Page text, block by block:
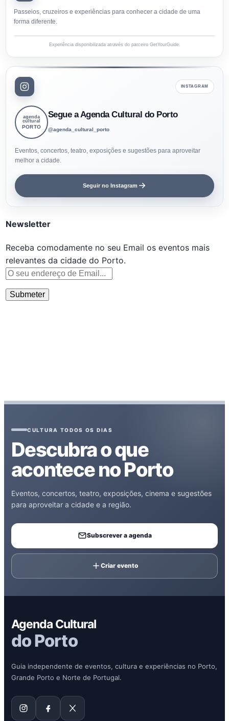
Passeios, cruzeiros e experiências para conhecer a cidade de uma
forma diferente.
Experiência disponibilizada através do parceiro GetYourGuide.
INSTAGRAM
agenda
cultural
PORTO
Segue a Agenda Cultural do Porto
@agenda_cultural_porto
Eventos, concertos, teatro, exposições e sugestões para aproveitar
melhor a cidade.
Seguir no Instagram
Newsletter
Receba comodamente no seu Email os eventos mais
relevantes da cidade do Porto.
CULTURA TODOS OS DIAS
Descubra o que
acontece no Porto
Eventos, concertos, teatro, exposições, cinema e sugestões
para aproveitar a cidade e a região.
Subscrever a agenda
Criar evento
Agenda Cultural
do Porto
Guia independente de eventos, cultura e experiências no Porto,
Grande Porto e Norte de Portugal.